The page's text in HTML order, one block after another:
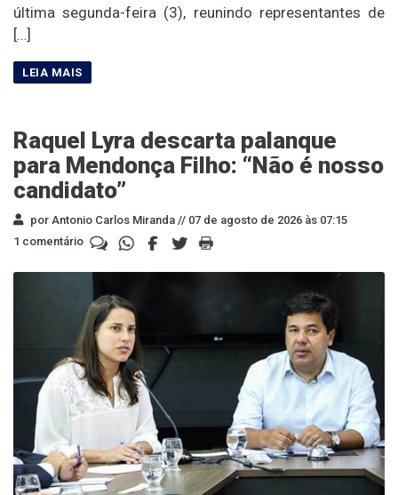
última segunda-feira (3), reunindo representantes de
[…]
Raquel Lyra descarta palanque
para Mendonça Filho: “Não é nosso
candidato”
por Antonio Carlos Miranda // 07 de agosto de 2026 às 07:15
1 comentário